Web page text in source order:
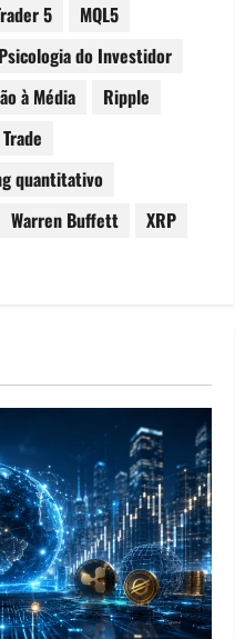
5
MQL5
Psicologia do Investidor
à Média
Ripple
quantitativo
Warren Buffett
XRP